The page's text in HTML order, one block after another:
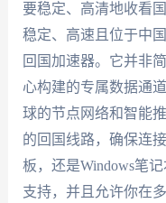
要稳定、高清地收看
稳定、高速且位于中
回国加速器。它并非
心构建的专属数据通
球的节点网络和智能
的回国线路，确保连
板，还是Windows笔
支持，并且允许你在